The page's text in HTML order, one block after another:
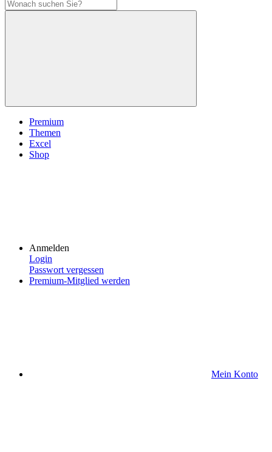
Premium
Themen
Excel
Shop
Anmelden
Login
Passwort vergessen
Premium-Mitglied werden
Mein Konto